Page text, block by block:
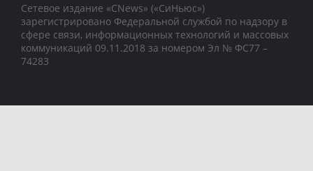
Сетевое издание «CNews» («СиНьюс»)
зарегистрировано Федеральной службой по надзору в
сфере связи, информационных технологий и массовых
коммуникаций 09.11.2018 за номером Эл № ФС77 –
74283